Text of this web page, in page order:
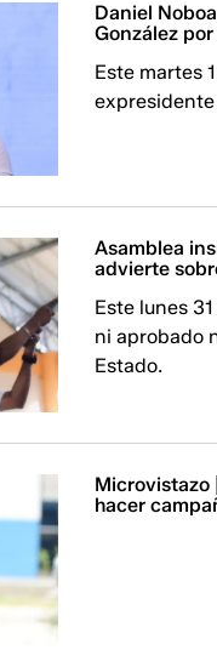
Daniel
González
Este martes
Asamblea
advierte
Este lunes
ni aprobado
Estado.
Microvistazo
hacer